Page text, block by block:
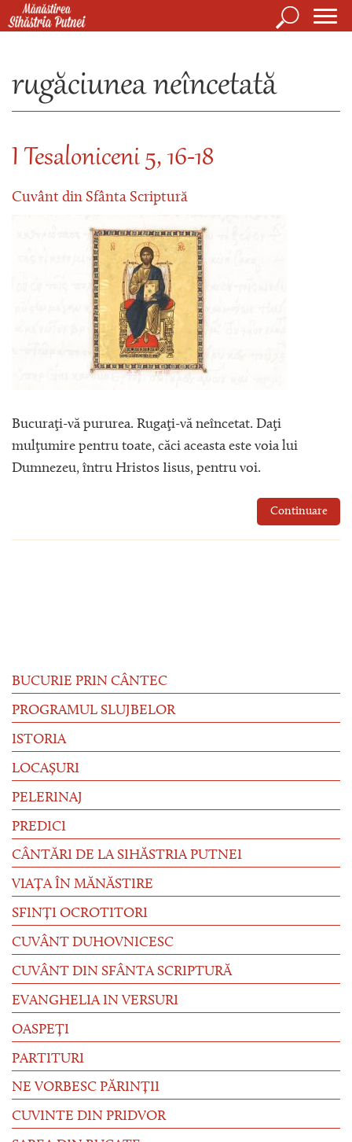
Mergi la conţinutul principal
Căutare
rugăciunea neîncetată
I Tesaloniceni 5, 16-18
Cuvânt din Sfânta Scriptură
Bucuraţi-vă pururea. Rugaţi-vă neîncetat. Daţi
mulţumire pentru toate, căci aceasta este voia lui
Dumnezeu, întru Hristos Iisus, pentru voi.
Continuare
BUCURIE PRIN CÂNTEC
PROGRAMUL SLUJBELOR
ISTORIA
LOCAȘURI
PELERINAJ
PREDICI
CÂNTĂRI DE LA SIHĂSTRIA PUTNEI
VIAȚA ÎN MĂNĂSTIRE
SFINȚI OCROTITORI
CUVÂNT DUHOVNICESC
CUVÂNT DIN SFÂNTA SCRIPTURĂ
EVANGHELIA IN VERSURI
OASPEȚI
PARTITURI
NE VORBESC PĂRINȚII
CUVINTE DIN PRIDVOR